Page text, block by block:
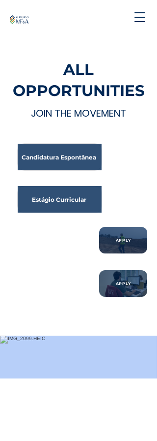
ALL
OPPORTUNITIES
JOIN THE MOVEMENT
Candidatura Espontânea
Estágio Curricular
APPLY
APPLY